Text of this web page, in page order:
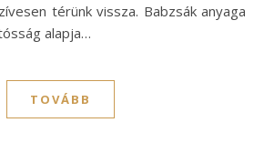
térünk vissza. Babzsák anyaga
alapja…
TOVÁBB